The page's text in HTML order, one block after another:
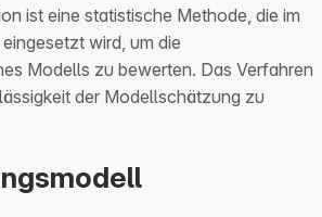
ist eine statistische Methode, die im
wird, um die
Modells zu bewerten. Das Verfahren
der Modellschätzung zu